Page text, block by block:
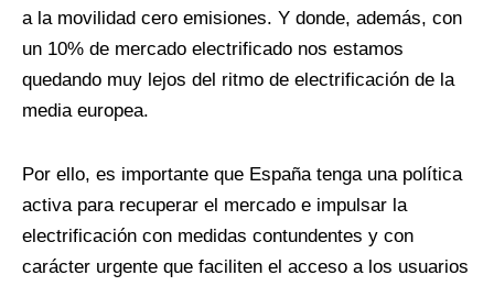
a la movilidad cero emisiones. Y donde, además, con
un 10% de mercado electrificado nos estamos
quedando muy lejos del ritmo de electrificación de la
media europea.
Por ello, es importante que España tenga una política
activa para recuperar el mercado e impulsar la
electrificación con medidas contundentes y con
carácter urgente que faciliten el acceso a los usuarios